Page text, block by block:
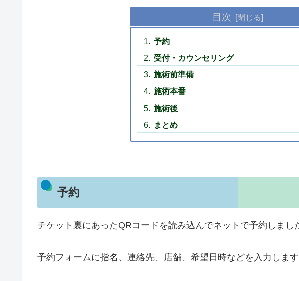
目次
予約
受付・カウンセリング
施術前準備
施術本番
施術後
まとめ
予約
チケット裏にあったQRコードを読み込んでネットで予約しまし
予約フォームに指名、連絡先、店舗、希望日時などを入力します